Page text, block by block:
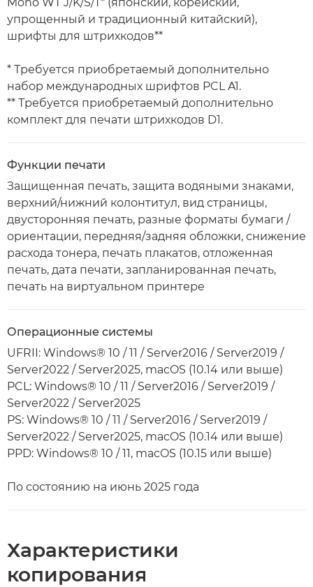
упрощенный и традиционный китайский),
шрифты для штрихкодов**
* Требуется приобретаемый дополнительно
набор международных шрифтов PCL A1.
** Требуется приобретаемый дополнительно
комплект для печати штрихкодов D1.
Функции печати
Защищенная печать, защита водяными знаками,
верхний/нижний колонтитул, вид страницы,
двусторонняя печать, разные форматы бумаги /
ориентации, передняя/задняя обложки, снижение
расхода тонера, печать плакатов, отложенная
печать, дата печати, запланированная печать,
печать на виртуальном принтере
Операционные системы
UFRII: Windows® 10 / 11 / Server2016 / Server2019 /
Server2022 / Server2025, macOS (10.14 или выше)
PCL: Windows® 10 / 11 / Server2016 / Server2019 /
Server2022 / Server2025
PS: Windows® 10 / 11 / Server2016 / Server2019 /
Server2022 / Server2025, macOS (10.14 или выше)
PPD: Windows® 10 / 11, macOS (10.15 или выше)
По состоянию на июнь 2025 года
Характеристики
копирования